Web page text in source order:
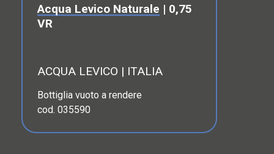
Acqua Levico Naturale | 0,75
VR
ACQUA LEVICO | ITALIA
Bottiglia vuoto a rendere
cod. 035590